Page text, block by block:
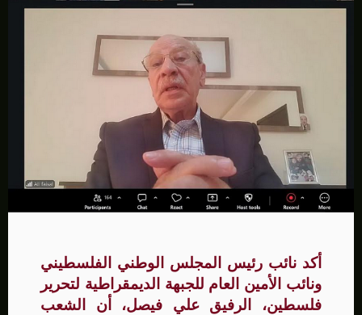
أكد نائب رئيس المجلس الوطني الفلسطيني
ونائب الأمين العام للجبهة الديمقراطية لتحرير
فلسطين، الرفيق علي فيصل، أن الشعب